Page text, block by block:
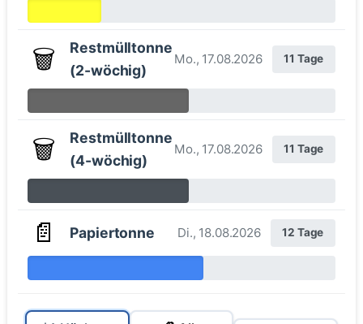
🗑️
Restmülltonne
(2-wöchig)
Mo., 17.08.2026 11 Tage
🗑️
Restmülltonne
(4-wöchig)
Mo., 17.08.2026 11 Tage
📄 Papiertonne Di., 18.08.2026 12 Tage